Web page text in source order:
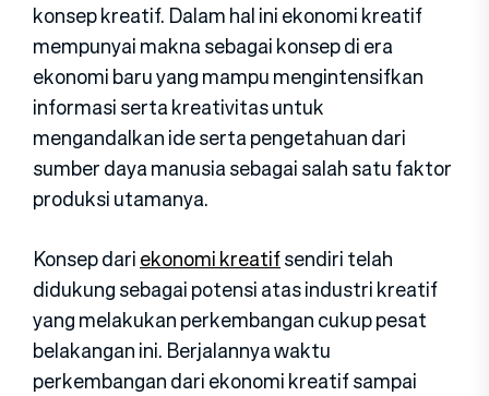
konsep kreatif. Dalam hal ini ekonomi kreatif
mempunyai makna sebagai konsep di era
ekonomi baru yang mampu mengintensifkan
informasi serta kreativitas untuk
mengandalkan ide serta pengetahuan dari
sumber daya manusia sebagai salah satu faktor
produksi utamanya.
Konsep dariekonomi kreatifsendiri telah
didukung sebagai potensi atas industri kreatif
yang melakukan perkembangan cukup pesat
belakangan ini. Berjalannya waktu
perkembangan dari ekonomi kreatif sampai